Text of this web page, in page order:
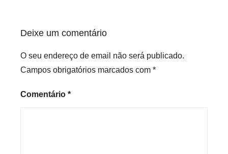
Deixe um comentário
O seu endereço de email não será publicado.
Campos obrigatórios marcados com *
Comentário *